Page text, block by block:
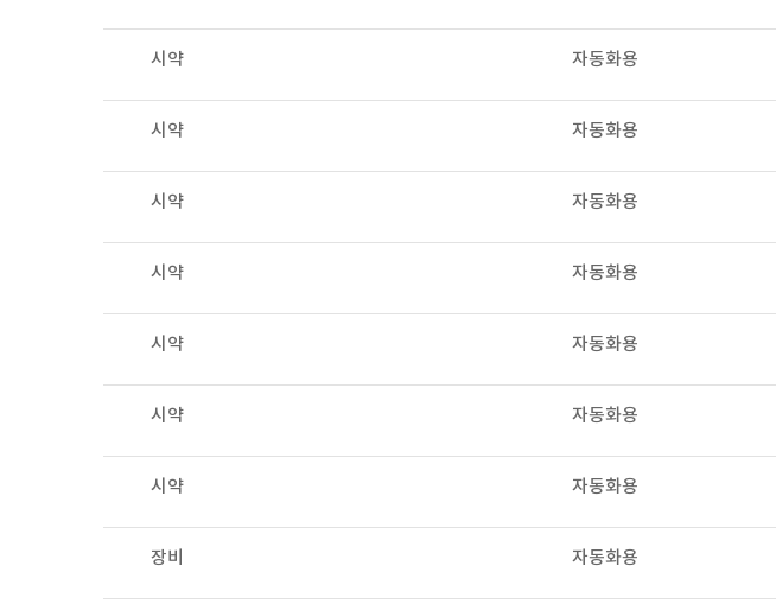
시약 자동화용
시약 자동화용
시약 자동화용
시약 자동화용
시약 자동화용
시약 자동화용
시약 자동화용
장비 자동화용